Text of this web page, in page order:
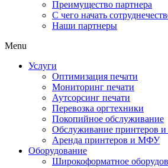
Преимущество партнера
С чего начать
Наши партнеры
Menu
Услуги
Оптимизация печати
Мониторинг печати
Аутсорсинг печати
Перевозка оргтехники
Покопийное обслуживание
Обслуживание принтеров
Аренда принтеров и МФУ
Оборудование
Широкоформатное